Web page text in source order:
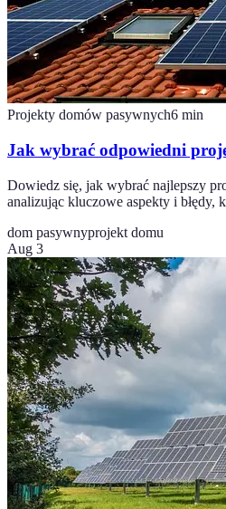
Projekty domów pasywnych6 min
Jak wybrać odpowiedni
Dowiedz się, jak wybrać najlepszy
analizując kluczowe aspekty i błędy,
dom pasywnyprojekt domu
Aug 3